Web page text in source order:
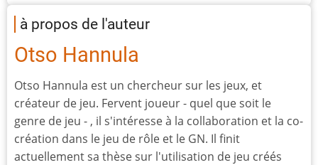
à propos de l'auteur
Otso Hannula
Otso Hannula est un chercheur sur les jeux, et
créateur de jeu. Fervent joueur - quel que soit le
genre de jeu - , il s'intéresse à la collaboration et la co-
création dans le jeu de rôle et le GN. Il finit
actuellement sa thèse sur l'utilisation de jeu créés